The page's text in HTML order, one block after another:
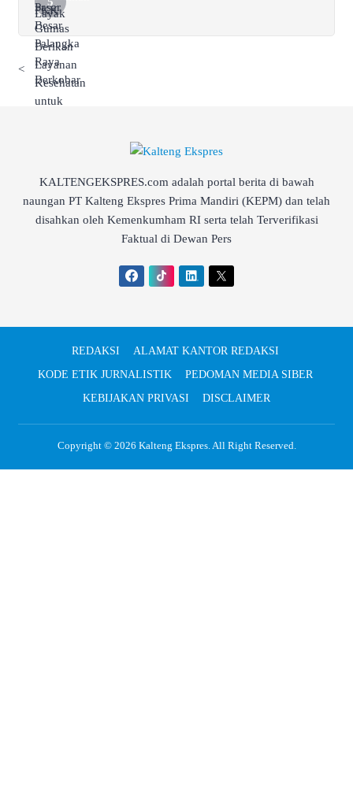
<
KALTENGEKSPRES.com adalah portal berita di bawah
naungan PT Kalteng Ekspres Prima Mandiri (KEPM) dan telah
disahkan oleh Kemenkumham RI serta telah Terverifikasi
Faktual di Dewan Pers
REDAKSI
ALAMAT KANTOR REDAKSI
KODE ETIK JURNALISTIK
PEDOMAN MEDIA SIBER
KEBIJAKAN PRIVASI
DISCLAIMER
Copyright © 2026 Kalteng Ekspres. All Right Reserved.